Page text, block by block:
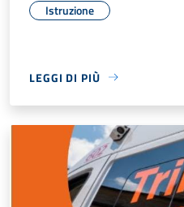
Istruzione
LEGGI DI PIÙ